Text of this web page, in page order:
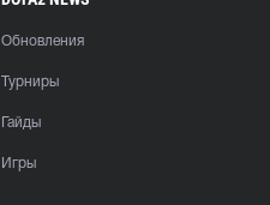
Обновления
Турниры
Гайды
Игры